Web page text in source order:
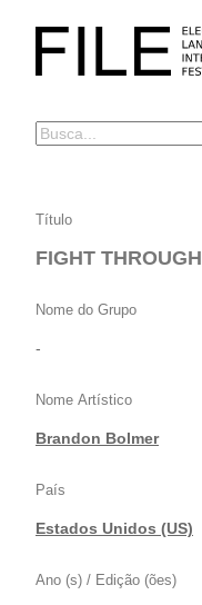
FILE
FESTIVAL
FIGHT
THROUGH
Título
FIGHT THROUGH
Nome do Grupo
-
Nome Artístico
Brandon Bolmer
País
Estados Unidos (US)
Ano (s) / Edição (ões)